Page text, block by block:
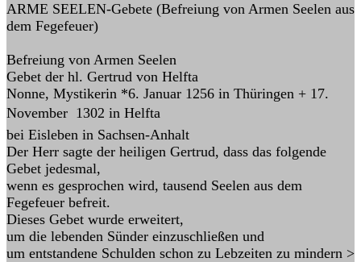
ARME SEELEN-Gebete (Befreiung von Armen Seelen aus
dem Fegefeuer)
Befreiung von Armen Seelen
Gebet der hl. Gertrud von Helfta
Nonne, Mystikerin *6. Januar 1256 in Thüringen + 17.
November  1302 in Helfta
bei Eisleben in Sachsen-Anhalt
Der Herr sagte der heiligen Gertrud, dass das folgende
Gebet jedesmal,
wenn es gesprochen wird, tausend Seelen aus dem
Fegefeuer befreit.
Dieses Gebet wurde erweitert,
um die lebenden Sünder einzuschließen und
um entstandene Schulden schon zu Lebzeiten zu mindern >